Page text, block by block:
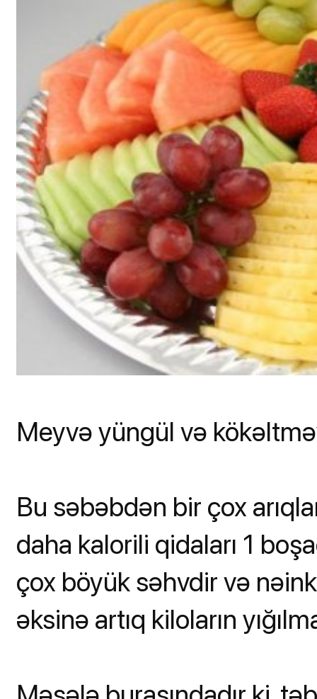
Meyvə yüngül və
Bu səbəbdən bir çox
daha kalorili qidaları 1
çox böyük səhvdir və
əksinə artıq kiloların